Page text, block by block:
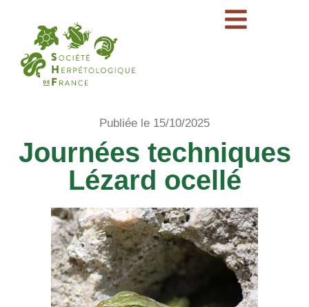
Publiée le 15/10/2025
Journées techniques
Lézard ocellé